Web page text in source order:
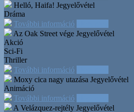
Helló, Haifa! Jegyelővétel
Dráma
További információ
Az Oak Street vége Jegyelővétel
Akció
Sci-Fi
Thriller
További információ
Moxy cica nagy utazása Jegyelővétel
Animáció
További információ
A Velázquez-rejtély Jegyelővétel